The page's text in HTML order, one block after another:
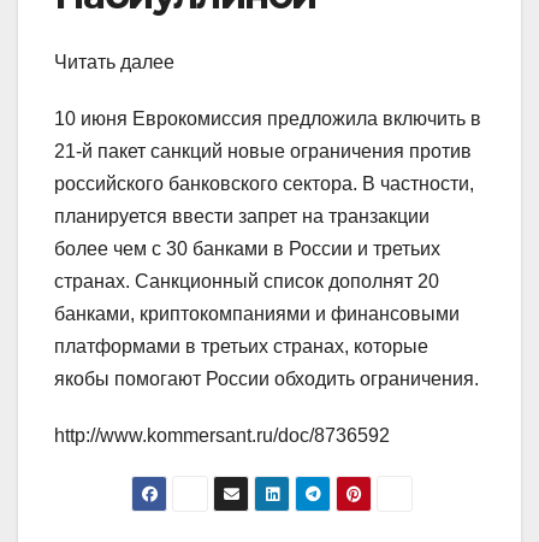
Читать далее
10 июня Еврокомиссия предложила включить в
21-й пакет санкций новые ограничения против
российского банковского сектора. В частности,
планируется ввести запрет на транзакции
более чем с 30 банками в России и третьих
странах. Санкционный список дополнят 20
банками, криптокомпаниями и финансовыми
платформами в третьих странах, которые
якобы помогают России обходить ограничения.
http://www.kommersant.ru/doc/8736592